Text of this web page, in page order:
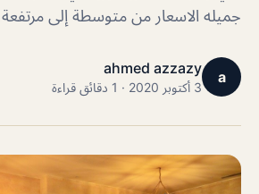
جميله الاسعار من متوسطة إلى
a
ahmed azzazy
3 أكتوبر 2020 · 1 دقائق قراءة